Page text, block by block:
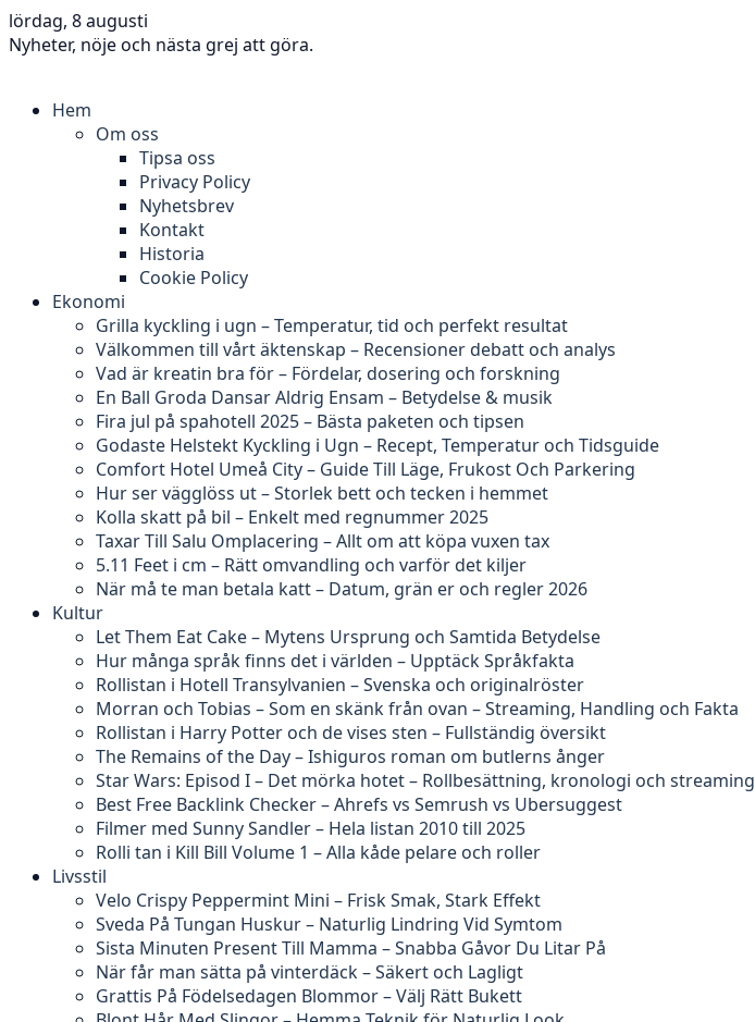
lördag, 8 augusti
Nyheter, nöje och nästa grej att göra.
Hem
Om oss
Tipsa oss
Privacy Policy
Nyhetsbrev
Kontakt
Historia
Cookie Policy
Ekonomi
Grilla kyckling i ugn – Temperatur, tid och perfekt resultat
Välkommen till vårt äktenskap – Recensioner debatt och analys
Vad är kreatin bra för – Fördelar, dosering och forskning
En Ball Groda Dansar Aldrig Ensam – Betydelse & musik
Fira jul på spahotell 2025 – Bästa paketen och tipsen
Godaste Helstekt Kyckling i Ugn – Recept, Temperatur och Tidsguide
Comfort Hotel Umeå City – Guide Till Läge, Frukost Och Parkering
Hur ser vägglöss ut – Storlek bett och tecken i hemmet
Kolla skatt på bil – Enkelt med regnummer 2025
Taxar Till Salu Omplacering – Allt om att köpa vuxen tax
5.11 Feet i cm – Rätt omvandling och varför det kiljer
När må te man betala katt – Datum, grän er och regler 2026
Kultur
Let Them Eat Cake – Mytens Ursprung och Samtida Betydelse
Hur många språk finns det i världen – Upptäck Språkfakta
Rollistan i Hotell Transylvanien – Svenska och originalröster
Morran och Tobias – Som en skänk från ovan – Streaming, Handling och Fakta
Rollistan i Harry Potter och de vises sten – Fullständig översikt
The Remains of the Day – Ishiguros roman om butlerns ånger
Star Wars: Episod I – Det mörka hotet – Rollbesättning, kronologi och streaming
Best Free Backlink Checker – Ahrefs vs Semrush vs Ubersuggest
Filmer med Sunny Sandler – Hela listan 2010 till 2025
Rolli tan i Kill Bill Volume 1 – Alla kåde pelare och roller
Livsstil
Velo Crispy Peppermint Mini – Frisk Smak, Stark Effekt
Sveda På Tungan Huskur – Naturlig Lindring Vid Symtom
Sista Minuten Present Till Mamma – Snabba Gåvor Du Litar På
När får man sätta på vinterdäck – Säkert och Lagligt
Grattis På Födelsedagen Blommor – Välj Rätt Bukett